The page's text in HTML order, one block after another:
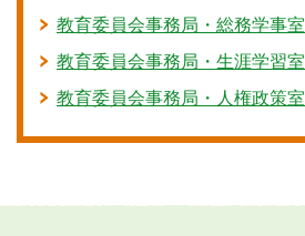
教育委員会事務局・総務学事室
教育委員会事務局・生涯学習室
教育委員会事務局・人権政策室